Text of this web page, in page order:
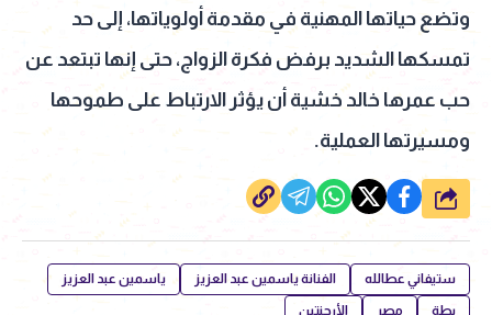
وتضع حياتها المهنية في مقدمة أولوياتها، إلى حد
تمسكها الشديد برفض فكرة الزواج، حتى إنها تبتعد عن
حب عمرها خالد خشية أن يؤثر الارتباط على طموحها
ومسيرتها العملية.
شارك
ستيفاني عطالله الفنانة ياسمين عبد العزيز ياسمين عبد العزيز
بطة مصر الأرجنتين